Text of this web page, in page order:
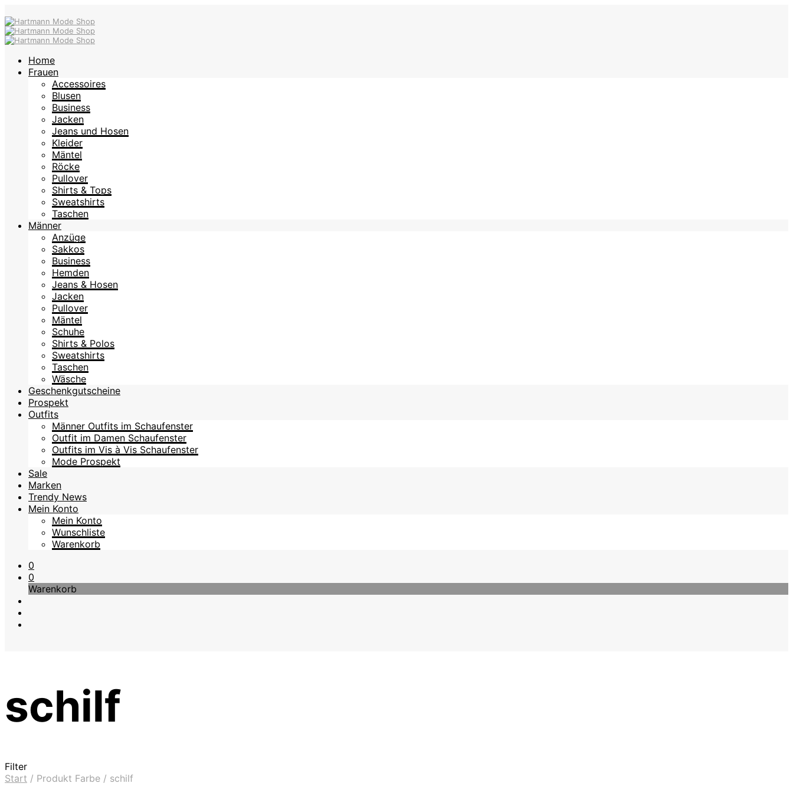
Home
Frauen
Accessoires
Blusen
Business
Jacken
Jeans und Hosen
Kleider
Mäntel
Röcke
Pullover
Shirts & Tops
Sweatshirts
Taschen
Männer
Anzüge
Sakkos
Business
Hemden
Jeans & Hosen
Jacken
Pullover
Mäntel
Schuhe
Shirts & Polos
Sweatshirts
Taschen
Wäsche
Geschenkgutscheine
Prospekt
Outfits
Männer Outfits im Schaufenster
Outfit im Damen Schaufenster
Outfits im Vis à Vis Schaufenster
Mode Prospekt
Sale
Marken
Trendy News
Mein Konto
Mein Konto
Wunschliste
Warenkorb
0
0
Warenkorb
schilf
Filter
Start / Produkt Farbe / schilf